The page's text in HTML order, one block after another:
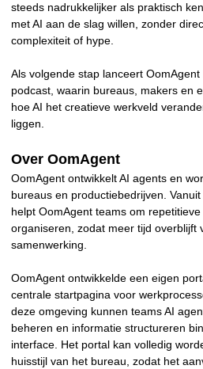
steeds nadrukkelijker als praktisch
met AI aan de slag willen, zonder
complexiteit of hype.
Als volgende stap lanceert
podcast, waarin bureaus, makers en
hoe AI het creatieve werkveld
liggen.
Over OomAgent
OomAgent ontwikkelt AI agents en
bureaus en productiebedrijven.
helpt OomAgent teams om
organiseren, zodat meer tijd overblijft
samenwerking.
OomAgent ontwikkelde een eigen
centrale startpagina voor
deze omgeving kunnen teams AI
beheren en informatie structureren
interface. Het portal kan volledig
huisstijl van het bureau, zodat het